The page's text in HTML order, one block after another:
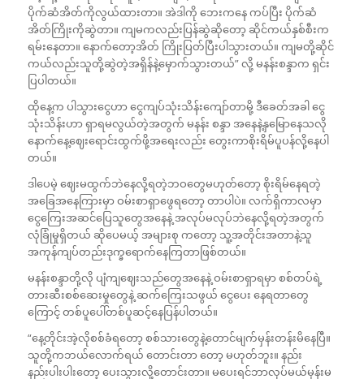
ပိုက်ဆံအိတ်ကိုလွယ်ထားတာ။ အဲဒါကို ဘေးကနေ ကပ်ပြီး ပိုက်ဆံ
အိတ်ကြိုးကိုဆွဲတာ။ ကျမကလည်းပြန်ဆွဲဆိုတော့ ဆိုင်ကယ်နှစ်စီးက
ရမ်းနေတာ။ နောက်တော့အိတ် ကြိုးပြတ်ပြီးပါသွားတယ်။ ကျမတို့ဆိုင်
ကယ်လည်းသူတို့ဆွဲတဲ့အရှိန်နဲ့မှောက်သွားတယ်” လို့ မနန်းစန္ဒာက ရှင်း
ပြပါတယ်။
ထိုနေ့က ပါသွားငွေဟာ ငွေကျပ်သုံးသိန်းကျော်တာမို့ ဒီခေတ်အခါ ငွေ
သုံးသိန်းဟာ ရှာရမလွယ်တဲ့အတွက် မနန်း စန္ဒာ အနေနဲ့နှမြောနေသလို
နောက်နေ့ဈေးရောင်းထွက်ဖို့အရေးလည်း တွေးကာစိုးရိမ်ပူပန်လို့နေပါ
တယ်။
ဒါပေမဲ့ ဈေးမထွက်ဘဲနေလို့ရတဲ့ဘဝတွေမဟုတ်တော့ စိုးရိမ်နေရတဲ့
အခြေအနေကြားမှာ ဝမ်းစာရှာဖွေရတော့ တာပါပဲ။ လက်ရှိကာလမှာ
ငွေကြေးအဆင်ပြေသူတွေအနေနဲ့ အလုပ်မလုပ်ဘဲနေလို့ရတဲ့အတွက်
လုံခြုံမှုရှိတယ် ဆိုပေမယ့် အများစု ကတော့ သူ့အတိုင်းအတာနဲ့သူ
အကုန်ကျပ်တည်းဒုက္ခရောက်နေကြတာဖြစ်တယ်။
မနန်းစန္ဒာတို့လို ပျံကျဈေးသည်တွေအနေနဲ့ ဝမ်းစာရှာရမှာ စစ်တပ်ရဲ့
တားဆီးစစ်ဆေးမှုတွေနဲ့ ဆက်ကြေးသဖွယ် ငွေပေး နေရတာတွေ
ကြောင့် တစ်ပူပေါ်တစ်ပူဆင့်နေပြန်ပါတယ်။
“နေ့တိုင်းအဲ့လိုစစ်ခံရတော့ စစ်သားတွေနဲ့တောင်မျက်မှန်းတန်းမိနေပြီ။
သူတို့ကဘယ်လောက်ရယ် တောင်းတာ တော့ မဟုတ်ဘူး။ နည်း
နည်းပါးပါးတော့ ပေးသွားလို့တောင်းတာ။ မပေးရင်ဘာလုပ်မယ်မှန်းမ